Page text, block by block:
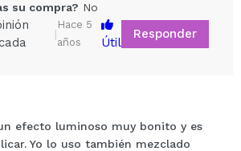
ser el primero. Imagínatelo...
su compra? No
|
Hace 5
años
Útil
Responder
efecto luminoso muy bonito y es
Yo lo uso también mezclado